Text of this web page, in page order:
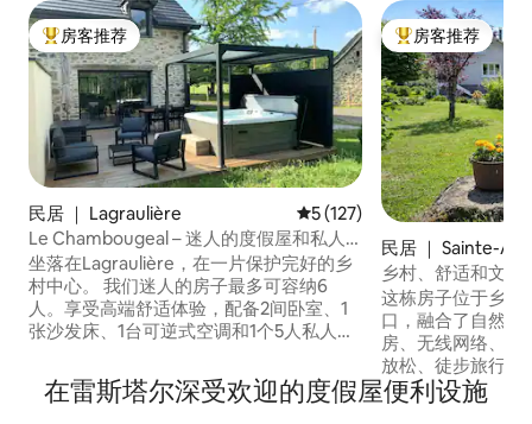
热门「房客推荐」
房客推荐
民居 ｜ Lagraulière 平均评分 5 分（满分 5 分），
5 (127)
Le Chambougeal – 迷人的度假屋和私人
水疗中心
坐落在Lagraulière，在一片保护完好的乡
村中心。 我们迷人的房子最多可容纳6
人。享受高端舒适体验，配备2间卧室、1
张沙发床、1台可逆式空调和1个5人私人按
和探索之间，游览蓬帕杜尔、于泽尔什、
特雷尼亚克和Pans de Travassac。 在宁静
热门「房客推荐」
房客推荐
民居 ｜ Sainte-
乡村、舒适和文化
这栋房子位于乡村
口，融合了自然和
房、无线网络、游
放松、徒步旅行或
萨克湖（5分钟）
（加尔甘山、昆虫城）。 一
在雷斯塔尔深受欢迎的度假屋便利设施